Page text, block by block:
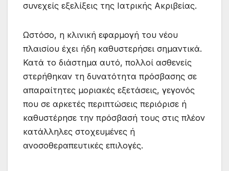
συνεχείς εξελίξεις της Ιατρικής Ακριβείας.
Ωστόσο, η κλινική εφαρμογή του νέου
πλαισίου έχει ήδη καθυστερήσει σημαντικά.
Κατά το διάστημα αυτό, πολλοί ασθενείς
στερήθηκαν τη δυνατότητα πρόσβασης σε
απαραίτητες μοριακές εξετάσεις, γεγονός
που σε αρκετές περιπτώσεις περιόρισε ή
καθυστέρησε την πρόσβασή τους στις πλέον
κατάλληλες στοχευμένες ή
ανοσοθεραπευτικές επιλογές.